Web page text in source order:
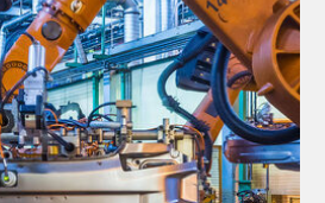
множеством
параметры работы.
ключевых
износа
точность
оценивают качество